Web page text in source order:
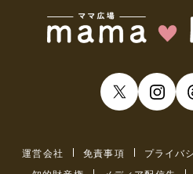
運営会社 免責事項 プライバ